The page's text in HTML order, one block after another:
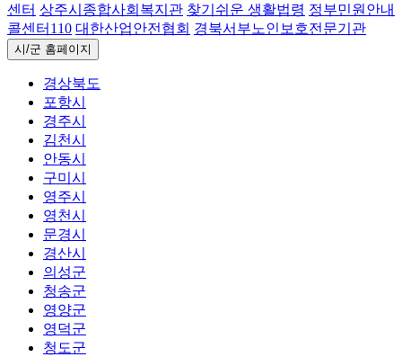
센터 상주시종합사회복지관 찾기쉬운 생활법령 정부민원안내
콜센터110 대한산업안전협회 경북서부노인보호전문기관
시/군 홈페이지
경상북도
포항시
경주시
김천시
안동시
구미시
영주시
영천시
문경시
경산시
의성군
청송군
영양군
영덕군
청도군